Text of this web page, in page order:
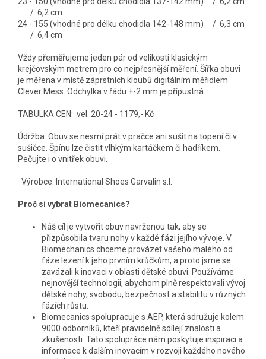
/ 6,2 cm
24 - 155 (vhodné pro délku chodidla 142-148 mm) / 6,3 cm
/ 6,4 cm
Vždy přeměřujeme jeden pár od velikosti klasickým
krejčovským metrem pro co nejpřesnější měření. Šířka obuvi
je měřena v místě záprstních kloubů digitálním měřidlem
Clever Mess. Odchylka v řádu +-2 mm je přípustná.
TABULKA CEN: vel. 20-24 - 1179,- Kč
Údržba: Obuv se nesmí prát v pračce ani sušit na topení či v
sušičce. Špínu lze čistit vlhkým kartáčkem či hadříkem.
Pečujte i o vnitřek obuvi.
Výrobce: International Shoes Garvalin s.l.
Proč si vybrat Biomecanics?
Náš cíl je vytvořit obuv navrženou tak, aby se
přizpůsobila tvaru nohy v každé fázi jejího vývoje. V
Biomechanics chceme provázet vašeho malého od
fáze lezení k jeho prvním krůčkům, a proto jsme se
zavázali k inovaci v oblasti dětské obuvi. Používáme
nejnovější technologii, abychom plně respektovali vývoj
dětské nohy, svobodu, bezpečnost a stabilitu v různých
fázích růstu.
Biomecanics spolupracuje s AEP, která sdružuje kolem
9000 odborníků, kteří pravidelně sdílejí znalosti a
zkušenosti. Tato spolupráce nám poskytuje inspiraci a
informace k dalším inovacím v rozvoji každého nového